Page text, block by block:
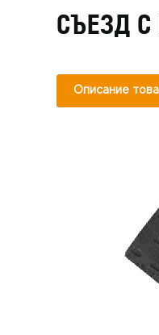
СЪЕЗД
Описание